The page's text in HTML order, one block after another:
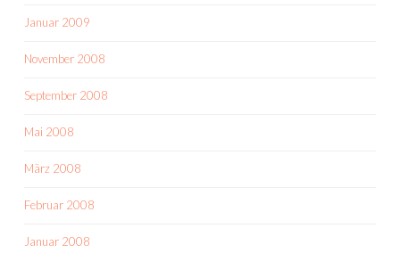
Januar 2009
November 2008
September 2008
Mai 2008
März 2008
Februar 2008
Januar 2008